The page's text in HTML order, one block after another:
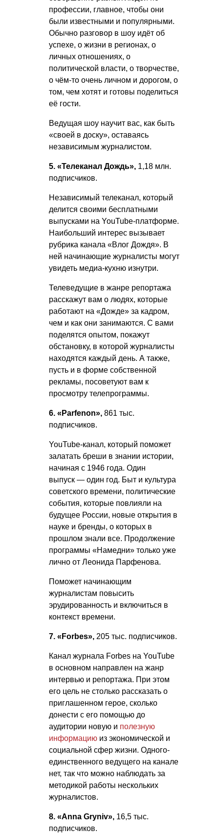
профессии, главное, чтобы они
были известными и популярными.
Обычно разговор в шоу идёт об
успехе, о жизни в регионах, о
личных отношениях, о
политической власти, о творчестве,
о чём-то очень личном и дорогом, о
том, чем хотят и готовы поделиться
её гости.
Ведущая шоу научит вас, как быть
«своей в доску», оставаясь
независимым журналистом.
5. «Телеканал Дождь», 1,18 млн.
подписчиков.
Независимый телеканал, который
делится своими бесплатными
выпусками на YouTube-платформе.
Наибольший интерес вызывает
рубрика канала «Влог Дождя». В
ней начинающие журналисты могут
увидеть медиа-кухню изнутри.
Телеведущие в жанре репортажа
расскажут вам о людях, которые
работают на «Дожде» за кадром,
чем и как они занимаются. С вами
поделятся опытом, покажут
обстановку, в которой журналисты
находятся каждый день. А также,
пусть и в форме собственной
рекламы, посоветуют вам к
просмотру телепрограммы.
6. «Parfenon», 861 тыс.
подписчиков.
YouTube-канал, который поможет
залатать бреши в знании истории,
начиная с 1946 года. Один
выпуск — один год. Быт и культура
советского времени, политические
события, которые повлияли на
будущее России, новые открытия в
науке и бренды, о которых в
прошлом знали все. Продолжение
программы «Намедни» только уже
лично от Леонида Парфенова.
Поможет начинающим
журналистам повысить
эрудированность и включиться в
контекст времени.
7. «Forbes», 205 тыс. подписчиков.
Канал журнала Forbes на YouTube
в основном направлен на жанр
интервью и репортажа. При этом
его цель не столько рассказать о
приглашенном герое, сколько
донести с его помощью до
аудитории новую и полезную
информацию из экономической и
социальной сфер жизни. Одного-
единственного ведущего на канале
нет, так что можно наблюдать за
методикой работы нескольких
журналистов.
8. «Annа Gryniv», 16,5 тыс.
подписчиков.